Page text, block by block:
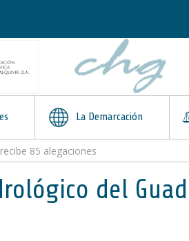
La Demarcación
85 alegaciones
del